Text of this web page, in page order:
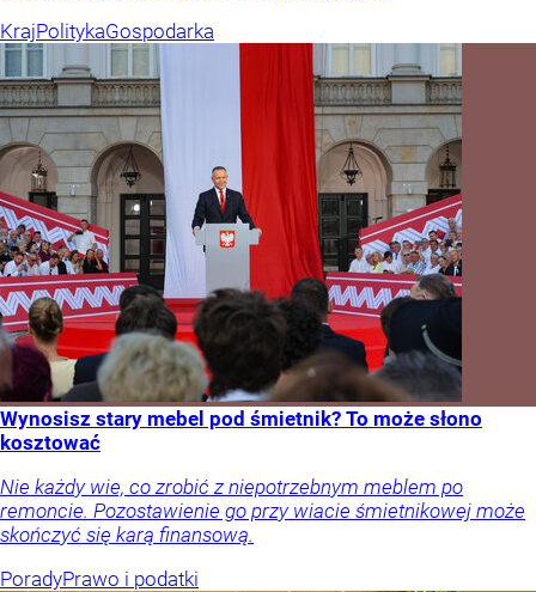
KrajPolitykaGospodarka
Wynosisz stary mebel pod śmietnik? To może słono
kosztować
Nie każdy wie, co zrobić z niepotrzebnym meblem po
remoncie. Pozostawienie go przy wiacie śmietnikowej może
skończyć się karą finansową.
PoradyPrawo i podatki